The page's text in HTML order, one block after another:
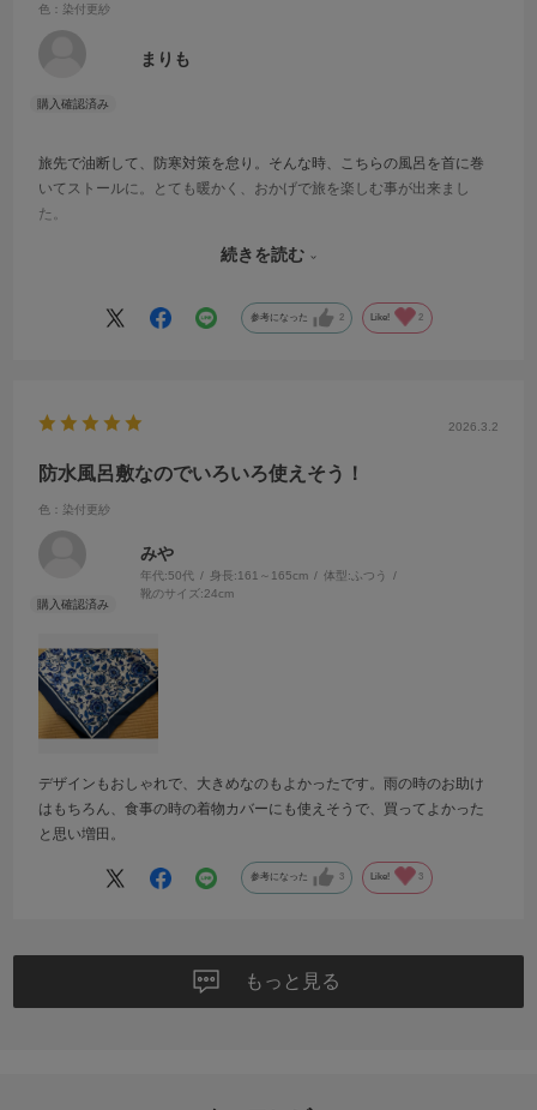
色：染付更紗
まりも
旅先で油断して、防寒対策を怠り。そんな時、こちらの風呂を首に巻
いてストールに。とても暖かく、おかげで旅を楽しむ事が出来まし
た。
良いものを購入出来ました。続きを読む
参考になった 2 Like! 2
2026.3.2
防水風呂敷なのでいろいろ使えそう！
色：染付更紗
みや
年代:50代 身長:161～165cm 体型: ふつう
靴のサイズ:24cm
デザインもおしゃれで、大きめなのもよかったです。雨の時のお助け
はもちろん、食事の時の着物カバーにも使えそうで、買ってよかった
と思い増田。
参考になった 3 Like! 3
もっと見る